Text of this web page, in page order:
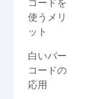
コードを
使うメリ
ット
白いバー
コードの
応用